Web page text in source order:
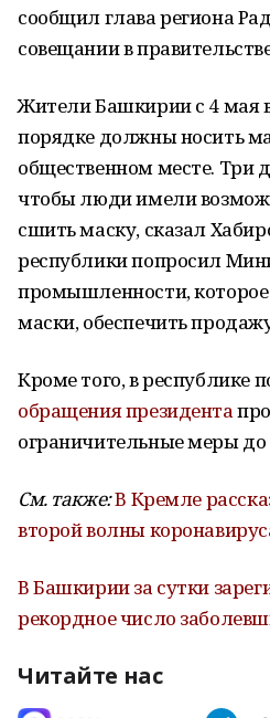
сообщил глава региона
совещании в
Жители Башкирии с 4 мая
порядке должны носить
общественном месте. Три
чтобы люди имели
сшить маску, сказал
республики попросил
промышленности, которое
маски, обеспечить
Кроме того, в республике
обращения президента
ограничительные меры
См. также:В Кремле
второй волны
В Башкирии за сутки
рекордное число
Читайте нас